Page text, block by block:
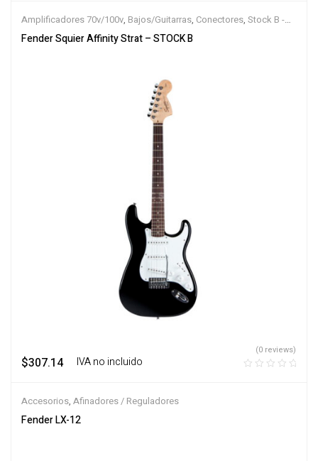
Amplificadores 70v/100v, Bajos/Guitarras, Conectores, Stock B -
Outlet
Fender Squier Affinity Strat – STOCK B
$307.14 ‎ ‎ ‎ IVA no incluido
(0 reviews)
Accesorios, Afinadores / Reguladores
Fender LX-12